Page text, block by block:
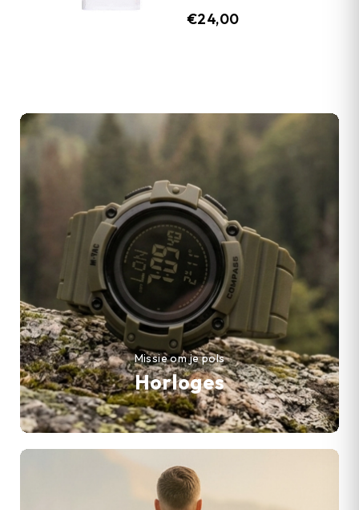
€24,00
Horloges
Missie om je pols